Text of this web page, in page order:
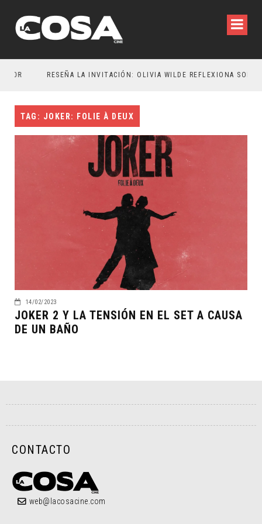
TAG: JOKER: FOLIE À DEUX
14/02/2023
JOKER 2 Y LA TENSIÓN EN EL SET A CAUSA
DE UN BAÑO
CONTACTO
web@lacosacine.com